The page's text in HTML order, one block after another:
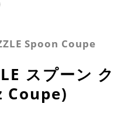
)
Spoon Coupe
スプーン ク
Coupe)